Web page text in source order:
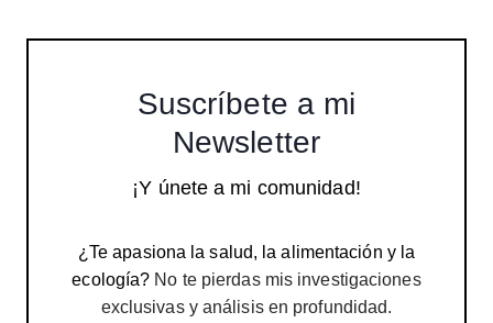
Suscríbete a mi
Newsletter
¡Y únete a mi comunidad!
¿Te apasiona la salud, la alimentación y la
ecología? No te pierdas mis investigaciones
exclusivas y análisis en profundidad.